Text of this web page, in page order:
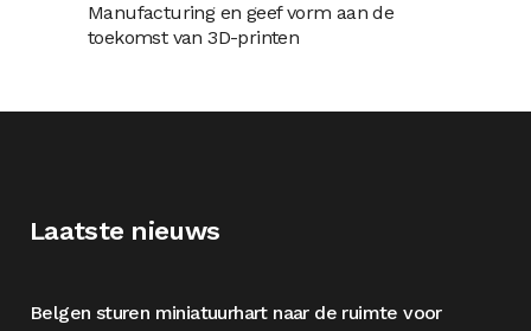
Manufacturing en geef vorm aan de
toekomst van 3D-printen
Laatste nieuws
Belgen sturen miniatuurhart naar de ruimte voor